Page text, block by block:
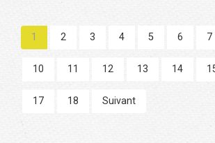
1 2 3 4 5 6 7
10 11 12 13 14
17 18 Suivant